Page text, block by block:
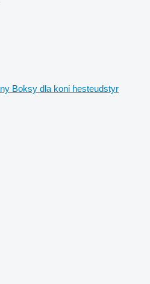
ny Boksy dla koni hesteudstyr